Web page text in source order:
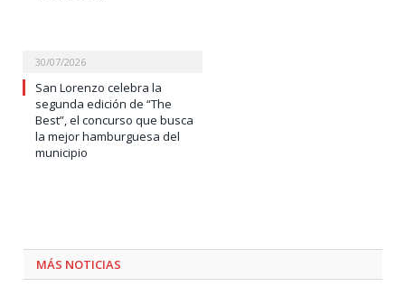
30/07/2026
San Lorenzo celebra la
segunda edición de “The
Best”, el concurso que busca
la mejor hamburguesa del
municipio
MÁS NOTICIAS